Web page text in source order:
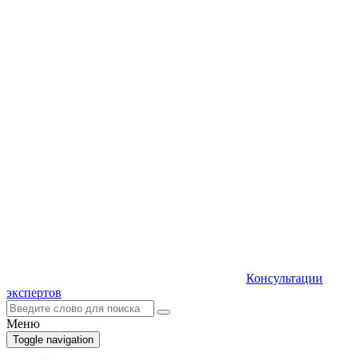
Консультации
экспертов
Меню
Toggle navigation